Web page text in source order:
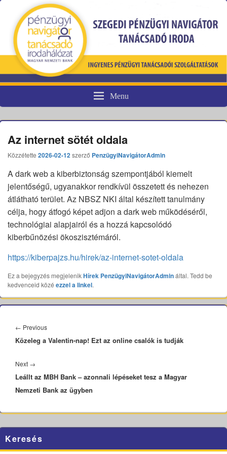
Pénzügyi fogyasztóvédelem
Menu
Az internet sötét oldala
Közzétette 2026-02-12szerző PenzügyiNavigátorAdmin
A dark web a kiberbiztonság szempontjából kiemelt
jelentőségű, ugyanakkor rendkívül összetett és nehezen
átlátható terület. Az NBSZ NKI által készített tanulmány
célja, hogy átfogó képet adjon a dark web működéséről,
technológiai alapjairól és a hozzá kapcsolódó
kiberbűnözési ökoszisztémáról.
https://kiberpajzs.hu/hirek/az-internet-sotet-oldala
Ez a bejegyzés megjelenikHírek PenzügyiNavigátorAdmináltal. Tedd be
kedvenceid közé ezzel a linkel.
navigáció
← PreviousPrevious
post:
Közeleg a Valentin-nap! Ezt az online csalók is tudják
Next →
post:
Leállt az MBH Bank – azonnali lépéseket tesz a Magyar
Nemzeti Bank az ügyben
Sidebar
Widget
Keresés